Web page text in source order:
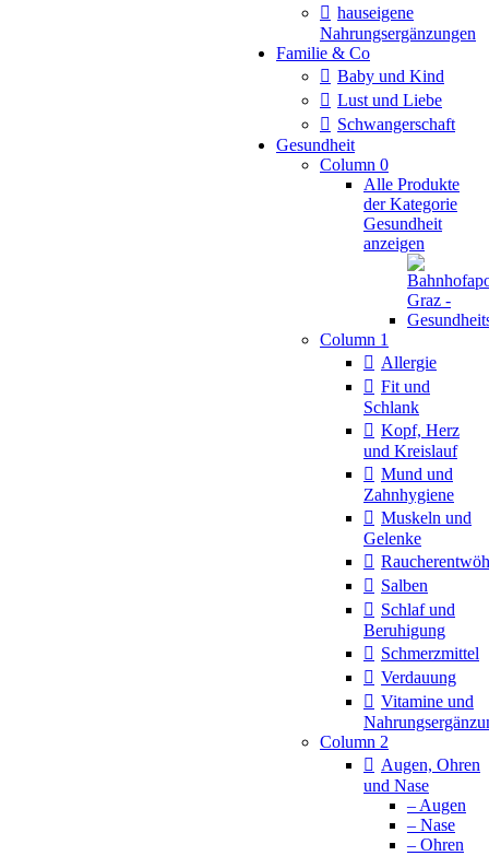
hauseigene
Nahrungsergänzungen
Familie & Co
Baby und Kind
Lust und Liebe
Schwangerschaft
Gesundheit
Column 0
Alle Produkte
der Kategorie
Gesundheit
anzeigen
Column 1
Allergie
Fit und
Schlank
Kopf, Herz
und Kreislauf
Mund und
Zahnhygiene
Muskeln und
Gelenke
Salben
Schlaf und
Beruhigung
Schmerzmittel
Verdauung
Vitamine und
Column 2
Augen, Ohren
und Nase
– Augen
– Nase
– Ohren